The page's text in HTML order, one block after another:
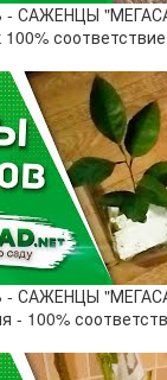
соответствие
САЖЕНЦЫ
- 100%